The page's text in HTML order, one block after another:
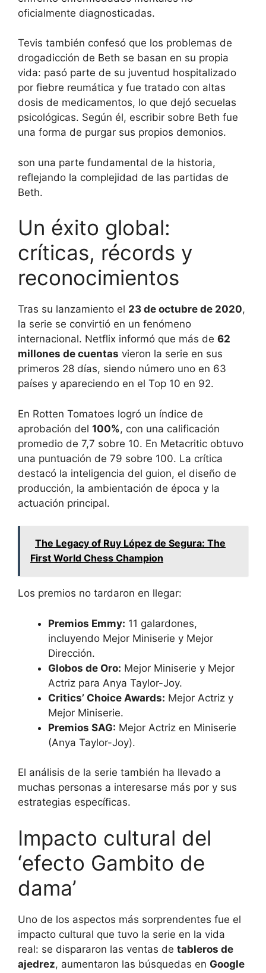
oficialmente diagnosticadas.
Tevis también confesó que los problemas de
drogadicción de Beth se basan en su propia
vida: pasó parte de su juventud hospitalizado
por fiebre reumática y fue tratado con altas
dosis de medicamentos, lo que dejó secuelas
psicológicas. Según él, escribir sobre Beth fue
una forma de purgar sus propios demonios.
son una parte fundamental de la historia,
reflejando la complejidad de las partidas de
Beth.
Un éxito global:
críticas, récords y
reconocimientos
Tras su lanzamiento el 23 de octubre de 2020,
la serie se convirtió en un fenómeno
internacional. Netflix informó que más de 62
millones de cuentas vieron la serie en sus
primeros 28 días, siendo número uno en 63
países y apareciendo en el Top 10 en 92.
En Rotten Tomatoes logró un índice de
aprobación del 100%, con una calificación
promedio de 7,7 sobre 10. En Metacritic obtuvo
una puntuación de 79 sobre 100. La crítica
destacó la inteligencia del guion, el diseño de
producción, la ambientación de época y la
actuación principal.
The Legacy of Ruy López de Segura: The
First World Chess Champion
Los premios no tardaron en llegar:
Premios Emmy: 11 galardones,
incluyendo Mejor Miniserie y Mejor
Dirección.
Globos de Oro: Mejor Miniserie y Mejor
Actriz para Anya Taylor-Joy.
Critics’ Choice Awards: Mejor Actriz y
Mejor Miniserie.
Premios SAG: Mejor Actriz en Miniserie
(Anya Taylor-Joy).
El análisis de la serie también ha llevado a
muchas personas a interesarse más por y sus
estrategias específicas.
Impacto cultural del
‘efecto Gambito de
dama’
Uno de los aspectos más sorprendentes fue el
impacto cultural que tuvo la serie en la vida
real: se dispararon las ventas de tableros de
ajedrez, aumentaron las búsquedas en Google